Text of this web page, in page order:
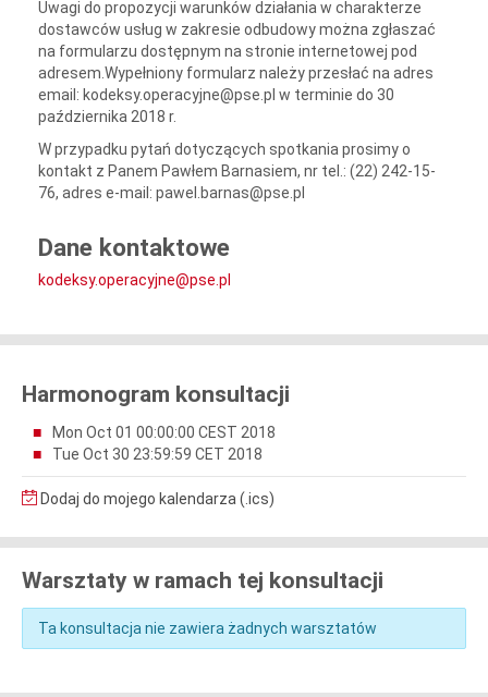
Uwagi do propozycji warunków działania w charakterze
dostawców usług w zakresie odbudowy można zgłaszać
na formularzu dostępnym na stronie internetowej pod
adresem.Wypełniony formularz należy przesłać na adres
email: kodeksy.operacyjne@pse.pl w terminie do 30
października 2018 r.
W przypadku pytań dotyczących spotkania prosimy o
kontakt z Panem Pawłem Barnasiem, nr tel.: (22) 242-15-
76, adres e-mail: pawel.barnas@pse.pl
Dane kontaktowe
kodeksy.operacyjne@pse.pl
Harmonogram konsultacji
Mon Oct 01 00:00:00 CEST 2018
Tue Oct 30 23:59:59 CET 2018
Dodaj do mojego kalendarza (.ics)
Warsztaty w ramach tej konsultacji
Ta konsultacja nie zawiera żadnych warsztatów